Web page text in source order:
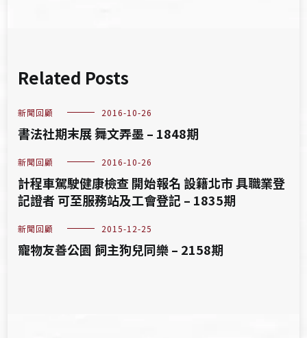
Related Posts
新聞回顧 2016-10-26
書法社期末展 舞文弄墨 – 1848期
新聞回顧 2016-10-26
計程車駕駛健康檢查 開始報名 設籍北市 具職業登
記證者 可至服務站及工會登記 – 1835期
新聞回顧 2015-12-25
寵物友善公園 飼主狗兒同樂 – 2158期